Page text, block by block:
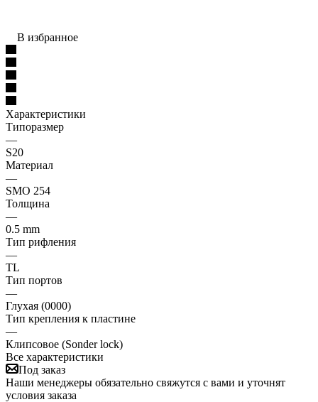
В избранное
Характеристики
Типоразмер
—
S20
Материал
—
SMO 254
Толщина
—
0.5 mm
Тип рифления
—
TL
Тип портов
—
Глухая (0000)
Тип крепления к пластине
—
Клипсовое (Sonder lock)
Все характеристики
Под заказ
Наши менеджеры обязательно свяжутся с вами и уточнят
условия заказа